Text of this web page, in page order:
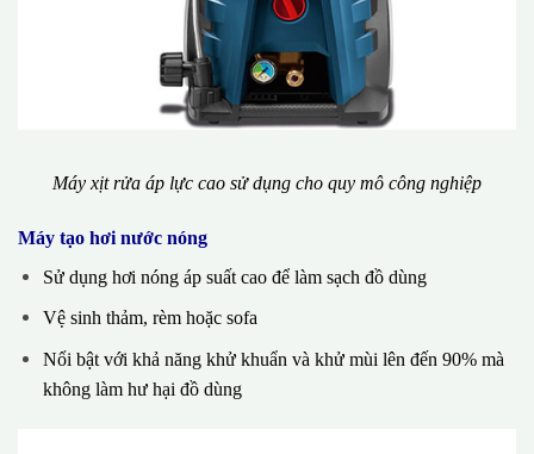
Máy xịt rửa áp lực cao sử dụng cho quy mô công nghiệp
Máy tạo hơi nước nóng
Sử dụng hơi nóng áp suất cao để làm sạch đồ dùng
Vệ sinh thảm, rèm hoặc sofa
Nổi bật với khả năng khử khuẩn và khử mùi lên đến 90% mà
không làm hư hại đồ dùng